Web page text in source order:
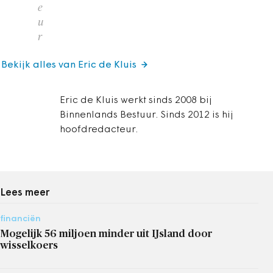
e
u
r
Eric de Kluis werkt sinds 2008 bij
Binnenlands Bestuur. Sinds 2012 is hij
hoofdredacteur.
Bekijk alles van Eric de Kluis
Lees meer
financiën
Mogelijk 56 miljoen minder uit IJsland door
wisselkoers